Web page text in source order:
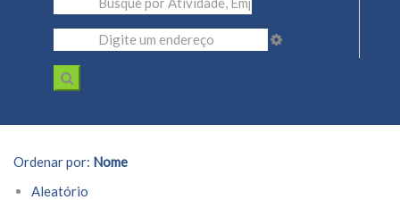
Ordenar por: Nome
Aleatório